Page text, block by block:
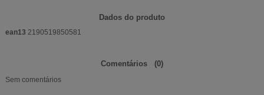
Dados do produto
ean13 2190519850581
Comentários (0)
Sem comentários